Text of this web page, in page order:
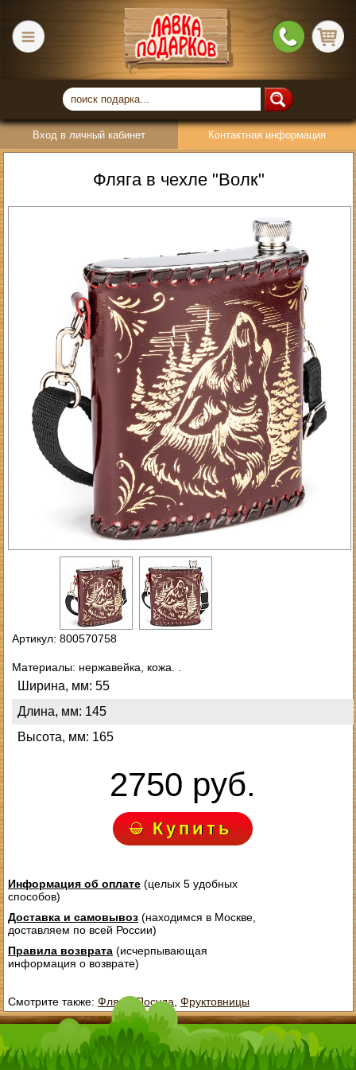
Вход в личный кабинет Контактная информация
Фляга в чехле "Волк"
Артикул: 800570758
Материалы: нержавейка, кожа. .
Ширина, мм: 55
Длина, мм: 145
Высота, мм: 165
2750 руб.
Купить
Информация об оплате(целых 5 удобных
способов)
Доставка и самовывоз(находимся в Москве,
доставляем по всей России)
Правила возврата(исчерпывающая
информация о возврате)
Смотрите также: Фляги ,Посуда Фруктовницы